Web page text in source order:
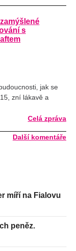
s
jak se
zní lákavě a
Celá zpráva
Další komentáře
míří na Fialovu
peněz.